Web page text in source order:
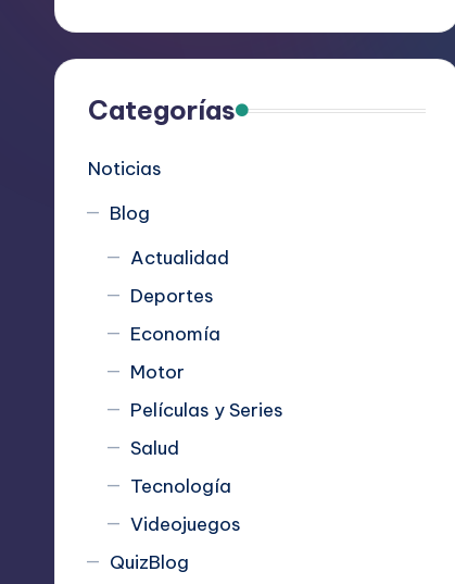
R
e
Categorías
Noticias
Blog
Actualidad
Deportes
Economía
Motor
Películas y Series
Salud
Tecnología
Videojuegos
QuizBlog